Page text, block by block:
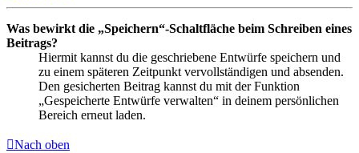
Was bewirkt die „Speichern“-Schaltfläche beim Schreiben eines
Beitrags?
Hiermit kannst du die geschriebene Entwürfe speichern und
zu einem späteren Zeitpunkt vervollständigen und absenden.
Den gesicherten Beitrag kannst du mit der Funktion
„Gespeicherte Entwürfe verwalten“ in deinem persönlichen
Bereich erneut laden.
Nach oben